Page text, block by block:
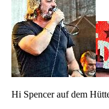
Hi Spencer auf dem